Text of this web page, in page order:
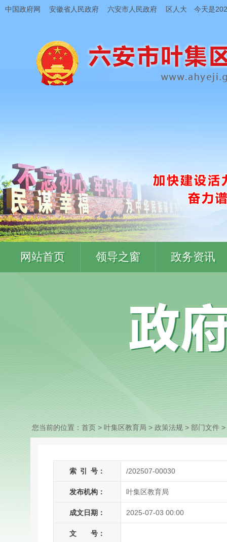
中国政府网 安徽省人民政府 六安市人民政府 区人大 今天是
网站首页 领导之窗 政务资讯
您当前的位置： 首页> 叶集区教育局 > 政策法规 > 部门文件 >
索 引 号： /202507-00030
发布机构： 叶集区教育局
成文日期： 2025-07-03 00:00
文 号：